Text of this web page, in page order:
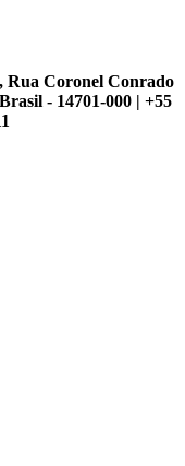
Rua Coronel Conrado
- 14701-000 | +55